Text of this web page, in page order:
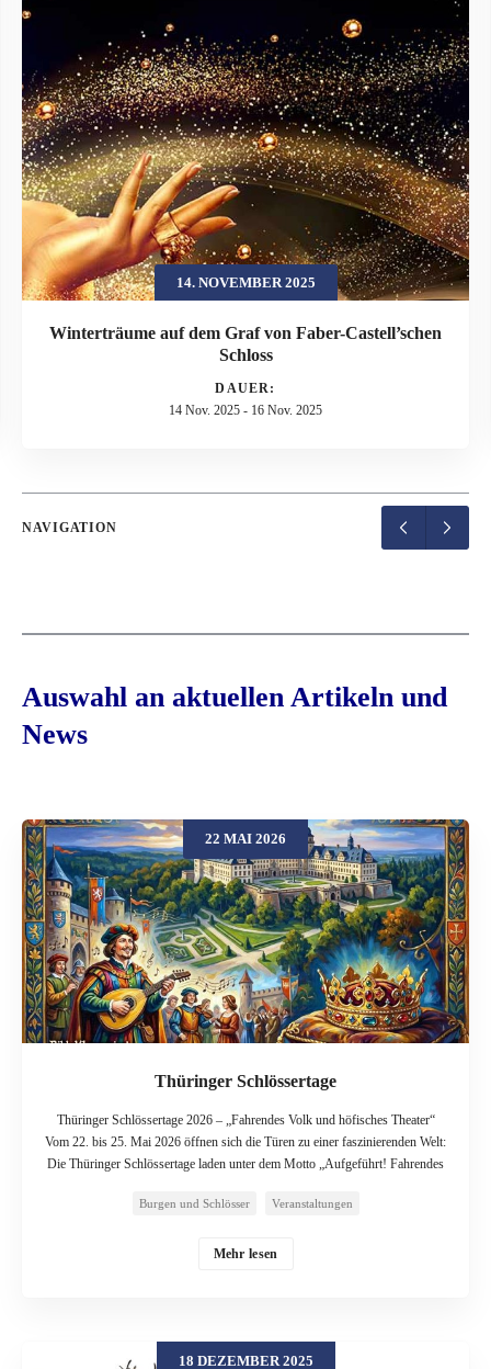
14. NOVEMBER 2025
Winterträume auf dem Graf von Faber-Castell’schen
Schloss
DAUER:
14 Nov. 2025 - 16 Nov. 2025
NAVIGATION
Auswahl an aktuellen Artikeln und
News
22 MAI 2026
Thüringer Schlössertage
Thüringer Schlössertage 2026 – „Fahrendes Volk und höfisches Theater“
Vom 22. bis 25. Mai 2026 öffnen sich die Türen zu einer faszinierenden Welt:
Die Thüringer Schlössertage laden unter dem Motto „Aufgeführt! Fahrendes
ein. Dieses Jahr steht ganz im Zeichen von Theater, Musik und künstlerischer
durchzieht wie ein roter Faden. Die Schlösser und Residenzen der
festgelegten Residenzen stattfand. Welche Spannungen entstanden zwischen
Mobilität und Privilegien? Wer bestimmte, wer sehen durfte? Diese Fragen
Burgen und Schlösser Veranstaltungen
Mehr lesen
18 DEZEMBER 2025